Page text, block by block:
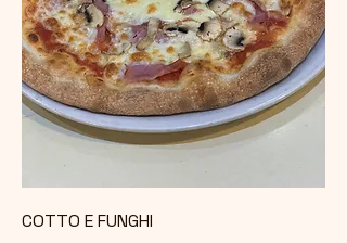
COTTO E FUNGHI